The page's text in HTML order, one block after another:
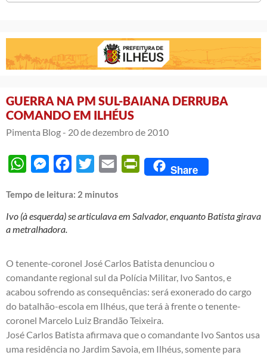
GUERRA NA PM SUL-BAIANA DERRUBA
COMANDO EM ILHÉUS
Pimenta Blog - 20 de dezembro de 2010
WhatsAppMessengerFacebook
Twitter Email PrintFriendly
Share
Tempo de leitura: 2 minutos
Ivo (à esquerda) se articulava em Salvador, enquanto Batista girava
a metralhadora.
O tenente-coronel José Carlos Batista denunciou o
comandante regional sul da Polícia Militar, Ivo Santos, e
acabou sofrendo as consequências: será exonerado do cargo
do batalhão-escola em Ilhéus, que terá à frente o tenente-
coronel Marcelo Luiz Brandão Teixeira.
José Carlos Batista afirmava que o comandante Ivo Santos usa
uma residência no Jardim Savoia, em Ilhéus, somente para